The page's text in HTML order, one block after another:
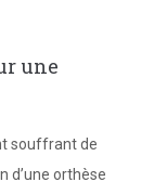
une
souffrant de
d’une orthèse